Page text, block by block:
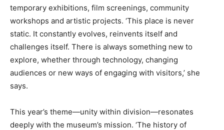
temporary exhibitions, film screenings, community
workshops and artistic projects. ‘This place is never
static. It constantly evolves, reinvents itself and
challenges itself. There is always something new to
explore, whether through technology, changing
audiences or new ways of engaging with visitors,’ she
says.
This year’s theme—unity within division—resonates
deeply with the museum’s mission. ‘The history of